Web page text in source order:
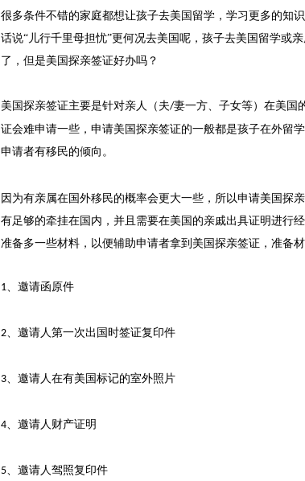
很多条件不错的家庭都想让孩子去美国留学，学习更多的知
话说“儿行千里母担忧”更何况去美国呢，孩子去美国留学或
了，但是美国探亲签证好办吗？
美国探亲签证主要是针对亲人（夫/妻一方、子女等）在美国
证会难申请一些，申请美国探亲签证的一般都是孩子在外留
申请者有移民的倾向。
因为有亲属在国外移民的概率会更大一些，所以申请美国探
有足够的牵挂在国内，并且需要在美国的亲戚出具证明进行
准备多一些材料，以便辅助申请者拿到美国探亲签证，准备材
1、邀请函原件
2、邀请人第一次出国时签证复印件
3、邀请人在有美国标记的室外照片
4、邀请人财产证明
5、邀请人驾照复印件